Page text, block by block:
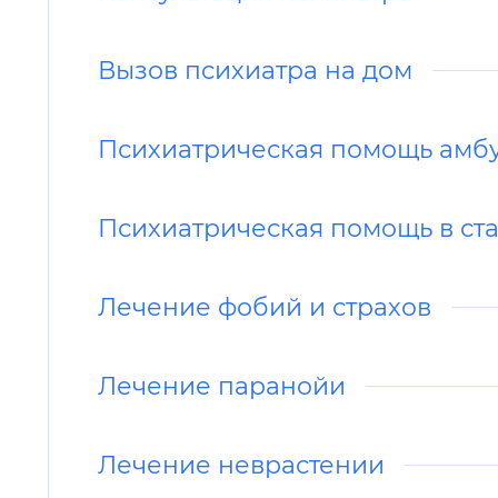
Вызов психиатра на дом
Психиатрическая помощь
Психиатрическая помощь в
Лечение фобий и страхов
Лечение паранойи
Лечение неврастении